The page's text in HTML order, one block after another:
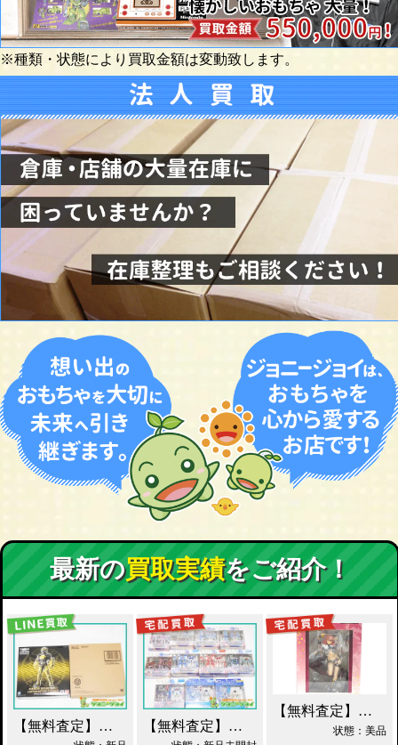
※種類・状態により買取金額は変動致します。
最新の買取実績をご紹介！
【無料査定】昭和レトロ玩具歓迎 ｜ S.I.C. 仮面ライダーオーズ ラトラーターコンボ買取 【無料査定】昭和レトロ玩具歓迎 ｜ ガンダムフィックスフィギュレーション GFF おまとめ買取！
【無料査定】昭和レトロ玩具歓迎 ｜ アルター 百花繚乱 千姫 買取！
状態：美品